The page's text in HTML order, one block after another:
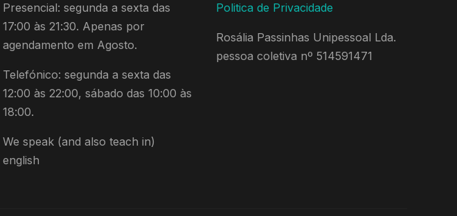
Presencial: segunda a sexta das
17:00 às 21:30. Apenas por
agendamento em Agosto.
Telefónico: segunda a sexta das
12:00 às 22:00, sábado das 10:00 às
18:00.
We speak (and also teach in)
english
Politica de Privacidade
Rosália Passinhas Unipessoal Lda.
pessoa coletiva nº 514591471